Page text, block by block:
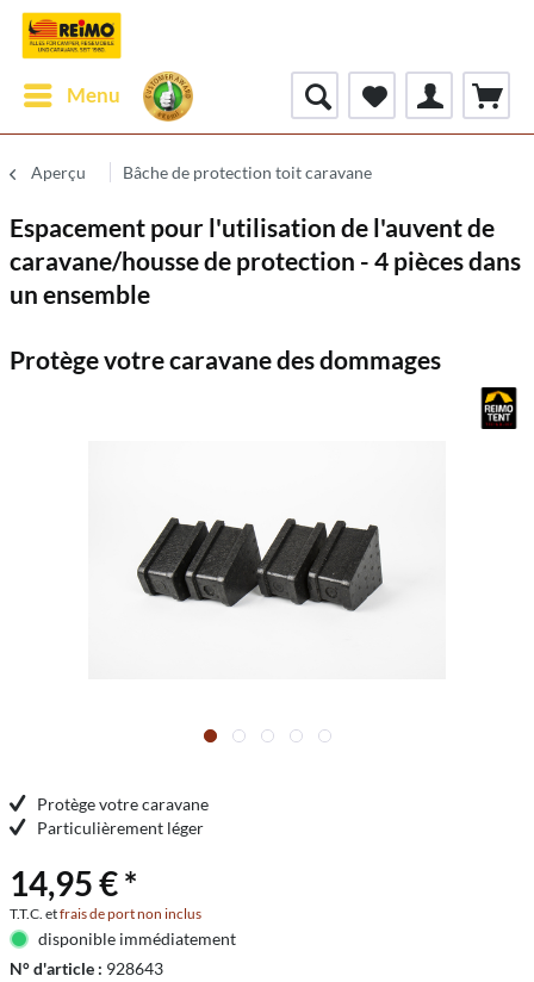
Menu
Aperçu Bâche de protection toit caravane
Espacement pour l'utilisation de l'auvent de
caravane/housse de protection - 4 pièces dans
un ensemble
Protège votre caravane des dommages
Protège votre caravane
Particulièrement léger
14,95 € *
T.T.C. etfrais de port non inclus
disponible immédiatement
N° d'article : 928643